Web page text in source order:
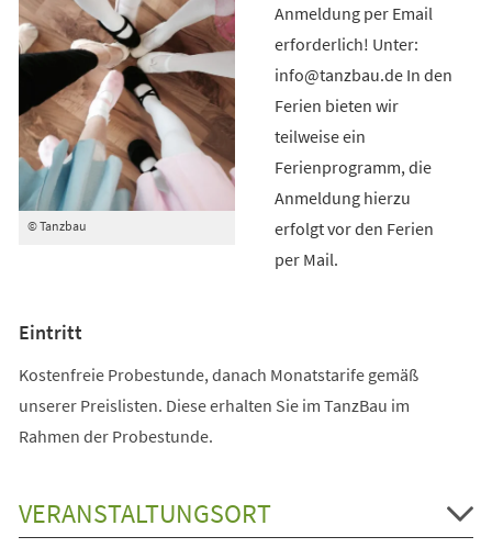
© Tanzbau
Anmeldung per Email
erforderlich! Unter:
info@tanzbau.de In den
Ferien bieten wir
teilweise ein
Ferienprogramm, die
Anmeldung hierzu
erfolgt vor den Ferien
per Mail.
Eintritt
Kostenfreie Probestunde, danach Monatstarife gemäß
unserer Preislisten. Diese erhalten Sie im TanzBau im
Rahmen der Probestunde.
VERANSTALTUNGSORT